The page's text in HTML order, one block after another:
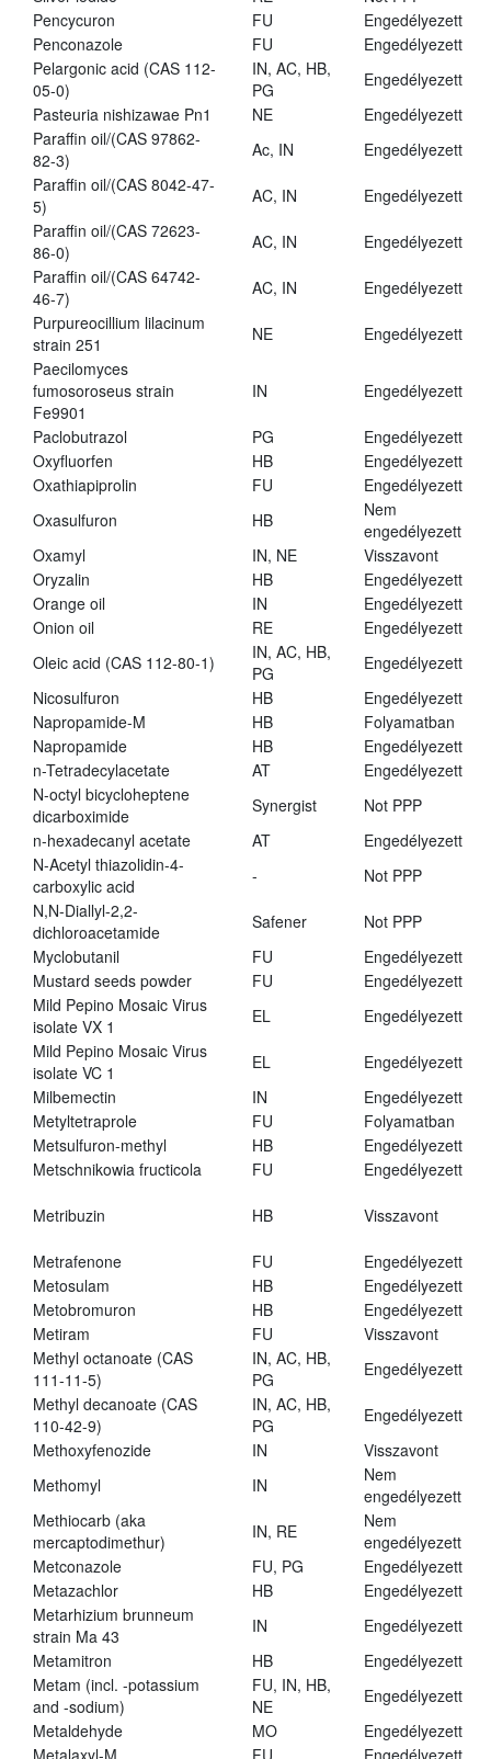
Pencycuron
FU
Engedélyezett
Penconazole
FU
Engedélyezett
Pelargonic acid (CAS 112-
05-0)
IN, AC, HB,
PG
Engedélyezett
Pasteuria nishizawae Pn1
NE
Engedélyezett
Paraffin oil/(CAS 97862-
82-3)
Ac, IN
Engedélyezett
Paraffin oil/(CAS 8042-47-
5)
AC, IN
Engedélyezett
Paraffin oil/(CAS 72623-
86-0)
AC, IN
Engedélyezett
Paraffin oil/(CAS 64742-
46-7)
AC, IN
Engedélyezett
Purpureocillium lilacinum
strain 251
NE
Engedélyezett
Paecilomyces
fumosoroseus strain
Fe9901
IN Engedélyezett
Paclobutrazol PG
Engedélyezett
Oxyfluorfen
HB
Engedélyezett
Oxathiapiprolin
FU
Engedélyezett
Oxasulfuron
HB
Nem
engedélyezett
Oxamyl
IN, NE
Visszavont
Oryzalin
HB
Engedélyezett
Orange oil
IN
Engedélyezett
Onion oil
RE
Engedélyezett
Oleic acid (CAS 112-80-1)
IN, AC, HB,
PG
Engedélyezett
Nicosulfuron
HB
Engedélyezett
Napropamide-M
HB
Folyamatban
Napropamide
HB
Engedélyezett
n-Tetradecylacetate
AT
Engedélyezett
N-octyl bicycloheptene
dicarboximide
Synergist
Not PPP
n-hexadecanyl acetate
AT
Engedélyezett
N-Acetyl thiazolidin-4-
carboxylic acid
-
Not PPP
N,N-Diallyl-2,2-
dichloroacetamide
Safener
Not PPP
Myclobutanil
FU
Engedélyezett
Mustard seeds powder
FU
Engedélyezett
Mild Pepino Mosaic Virus
isolate VX 1
EL
Engedélyezett
Mild Pepino Mosaic Virus
isolate VC 1
EL
Engedélyezett
Milbemectin
IN
Engedélyezett
Metyltetraprole
FU
Folyamatban
Metsulfuron-methyl
HB
Engedélyezett
Metschnikowia fructicola
FU Engedélyezett
Metribuzin HB Visszavont
Metrafenone FU
Engedélyezett
Metosulam
HB
Engedélyezett
Metobromuron
HB
Engedélyezett
Metiram
FU
Visszavont
Methyl octanoate (CAS
111-11-5)
IN, AC, HB,
PG
Engedélyezett
Methyl decanoate (CAS
110-42-9)
IN, AC, HB,
PG
Engedélyezett
Methoxyfenozide
IN
Visszavont
Methomyl
IN
Nem
engedélyezett
Methiocarb (aka
mercaptodimethur)
IN, RE
Nem
engedélyezett
Metconazole
FU, PG
Engedélyezett
Metazachlor
HB
Engedélyezett
Metarhizium brunneum
strain Ma 43
IN
Engedélyezett
Metamitron
HB
Engedélyezett
Metam (incl. -potassium
and -sodium)
FU, IN, HB,
NE
Engedélyezett
Metaldehyde
MO
Engedélyezett